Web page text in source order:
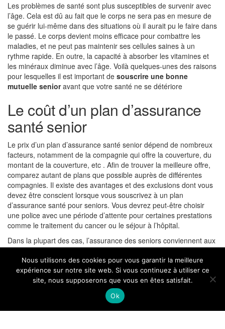
Les problèmes de santé sont plus susceptibles de survenir avec
l’âge. Cela est dû au fait que le corps ne sera pas en mesure de
se guérir lui-même dans des situations où il aurait pu le faire dans
le passé. Le corps devient moins efficace pour combattre les
maladies, et ne peut pas maintenir ses cellules saines à un
rythme rapide. En outre, la capacité à absorber les vitamines et
les minéraux diminue avec l’âge. Voilà quelques-unes des raisons
pour lesquelles il est important de souscrire une bonne
mutuelle senioravant que votre santé ne se détériore
Le coût d’un plan d’assurance
santé senior
Le prix d’un plan d’assurance santé senior dépend de nombreux
facteurs, notamment de la compagnie qui offre la couverture, du
montant de la couverture, etc . Afin de trouver la meilleure offre,
comparez autant de plans que possible auprès de différentes
compagnies. Il existe des avantages et des exclusions dont vous
devez être conscient lorsque vous souscrivez à un plan
d’assurance santé pour seniors. Vous devrez peut-être choisir
une police avec une période d’attente pour certaines prestations
comme le traitement du cancer ou le séjour à l’hôpital.
Dans la plupart des cas, l’assurance des seniors conviennent aux
personnes âgées de plus de 55 ans. Toutefois, dans certains cas,
lorsque vous en avez le plus besoin, il se peut qu’une compagnie
d’assurance n’accepte pas votre demande en raison de votre âge
ou de votre état de santé. C’est pourquoi vous devez vérifier les
conditions d’un plan de soins de santé pour seniors avant d’y
Nous utilisons des cookies pour vous garantir la meilleure
expérience sur notre site web. Si vous continuez à utiliser ce
site, nous supposerons que vous en êtes satisfait.
Ok